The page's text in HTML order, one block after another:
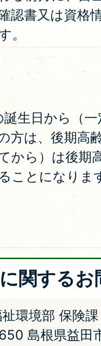
認書又は資格
。
誕生日から（
方は、後期高
から）は後期
ことになりま
関するお
環境部 保険
島根県益田